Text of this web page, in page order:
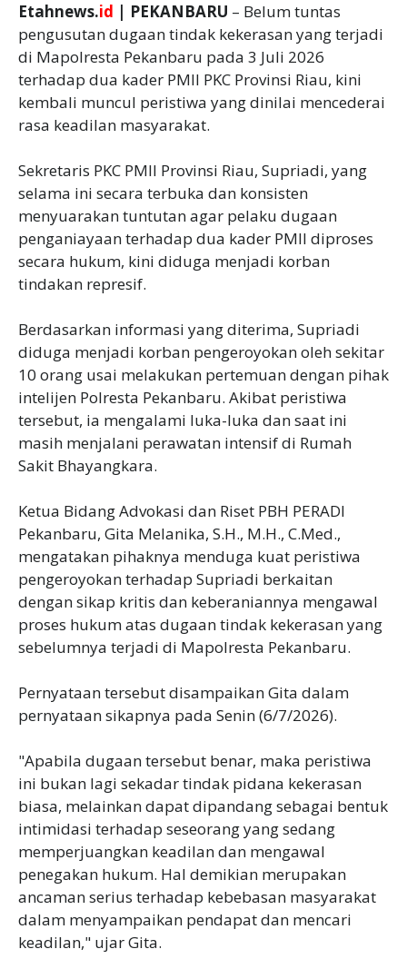
Etahnews.id | PEKANBARU – Belum tuntas
pengusutan dugaan tindak kekerasan yang terjadi
di Mapolresta Pekanbaru pada 3 Juli 2026
terhadap dua kader PMII PKC Provinsi Riau, kini
kembali muncul peristiwa yang dinilai mencederai
rasa keadilan masyarakat.
Sekretaris PKC PMII Provinsi Riau, Supriadi, yang
selama ini secara terbuka dan konsisten
menyuarakan tuntutan agar pelaku dugaan
penganiayaan terhadap dua kader PMII diproses
secara hukum, kini diduga menjadi korban
tindakan represif.
Berdasarkan informasi yang diterima, Supriadi
diduga menjadi korban pengeroyokan oleh sekitar
10 orang usai melakukan pertemuan dengan pihak
intelijen Polresta Pekanbaru. Akibat peristiwa
tersebut, ia mengalami luka-luka dan saat ini
masih menjalani perawatan intensif di Rumah
Sakit Bhayangkara.
Ketua Bidang Advokasi dan Riset PBH PERADI
Pekanbaru, Gita Melanika, S.H., M.H., C.Med.,
mengatakan pihaknya menduga kuat peristiwa
pengeroyokan terhadap Supriadi berkaitan
dengan sikap kritis dan keberaniannya mengawal
proses hukum atas dugaan tindak kekerasan yang
sebelumnya terjadi di Mapolresta Pekanbaru.
Pernyataan tersebut disampaikan Gita dalam
pernyataan sikapnya pada Senin (6/7/2026).
"Apabila dugaan tersebut benar, maka peristiwa
ini bukan lagi sekadar tindak pidana kekerasan
biasa, melainkan dapat dipandang sebagai bentuk
intimidasi terhadap seseorang yang sedang
memperjuangkan keadilan dan mengawal
penegakan hukum. Hal demikian merupakan
ancaman serius terhadap kebebasan masyarakat
dalam menyampaikan pendapat dan mencari
keadilan," ujar Gita.